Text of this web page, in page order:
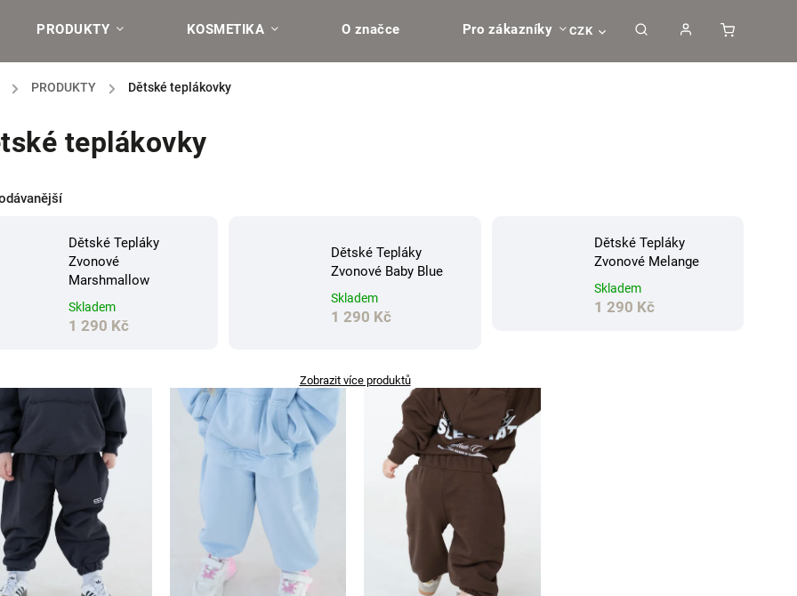
CZK
PRODUKTY KOSMETIKA O značce Pro zákazníky
/ PRODUKTY / Dětské teplákovky
teplákovky
Dětské Tepláky
Zvonové
Marshmallow
Skladem
1 290 Kč
Dětské Tepláky
Zvonové Baby Blue
Skladem
1 290 Kč
Dětské Tepláky
Zvonové Melange
Skladem
1 290 Kč
Zobrazit více produktů